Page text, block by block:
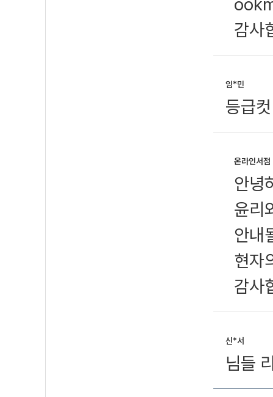
감사
임*민
등급
온라인서점
안녕
윤리
안내
현자
감사
신*서
님들